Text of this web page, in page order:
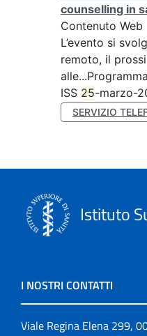
counselling in
Contenuto Web
L’evento si
remoto, il
ISS 25-marzo-
SERVIZIO
Istituto
I NOSTRI CONTATTI
Viale Regina Elena 299,